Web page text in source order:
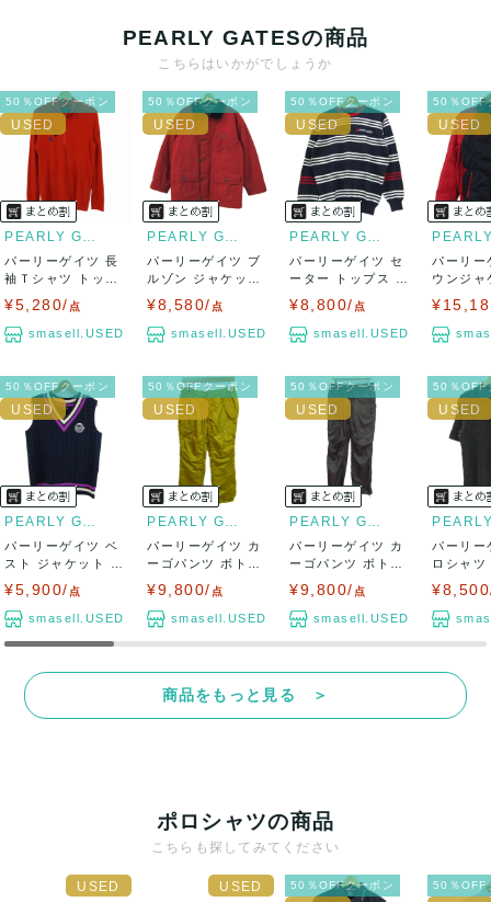
PEARLY GATESの商品
こちらはいかがでしょうか
50％OFFクーポン
PEARLY GATES
パーリーゲイツ 長
袖Ｔシャツ トップ
ス ハイネック...
¥5,280/ 点
smasell.USED
50％OFFクーポン
PEARLY GATES
パーリーゲイツ ブ
ルゾン ジャケット
コットン10...
¥8,580/ 点
smasell.USED
50％OFFクーポン
PEARLY GATES
パーリーゲイツ セ
ーター トップス 長
袖 ボーダー...
¥8,800/ 点
smasell.USED
50％OFF
パーリー
ウンジャ
ャンパ
50％OFFクーポン
PEARLY GATES
パーリーゲイツ ベ
スト ジャケット ア
¥5,900/ 点
smasell.USED
50％OFFクーポン
PEARLY GATES
パーリーゲイツ カ
ーゴパンツ ボトム
¥9,800/ 点
smasell.USED
50％OFFクーポン
PEARLY GATES
パーリーゲイツ カ
ーゴパンツ ボトム
¥9,800/ 点
smasell.USED
50％OFF
パーリー
ロシャ
商品をもっと見る ＞
ポロシャツの商品
こちらも探してみてください
50％OFFクーポン 50％OFF